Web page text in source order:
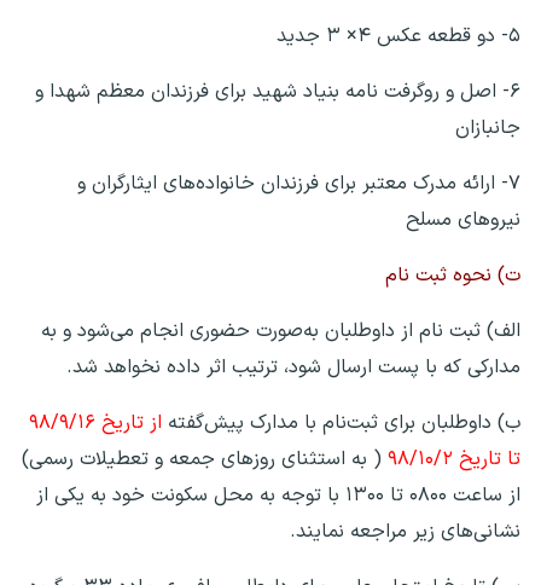
۵- دو قطعه عکس ۴× ۳ جدید
۶- اصل و روگرفت نامه بنیاد شهید برای فرزندان معظم شهدا و
جانبازان
۷- ارائه مدرک معتبر برای فرزندان خانواده‌های ایثارگران و
نیروهای مسلح
ت) نحوه ثبت نام
الف) ثبت نام از داوطلبان به‌صورت حضوری انجام می‌شود و به
مدارکی که با پست ارسال شود، ترتیب اثر داده نخواهد شد.
ب) داوطلبان برای ثبت‌نام با مدارک پیش‌گفته
از تاریخ ۹۸/۹/۱۶
تا تاریخ ۹۸/۱۰/۲
( به استثنای روزهای جمعه و تعطیلات رسمی)
از ساعت ۰۸۰۰ تا ۱۳۰۰ با توجه به محل سکونت خود به یکی از
نشانی‌های زیر مراجعه نمایند.